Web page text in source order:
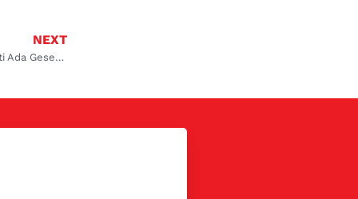
NEXT
AC Mobil Dingin Tapi Berisik Berbunyi Seperti Ada Gesekan